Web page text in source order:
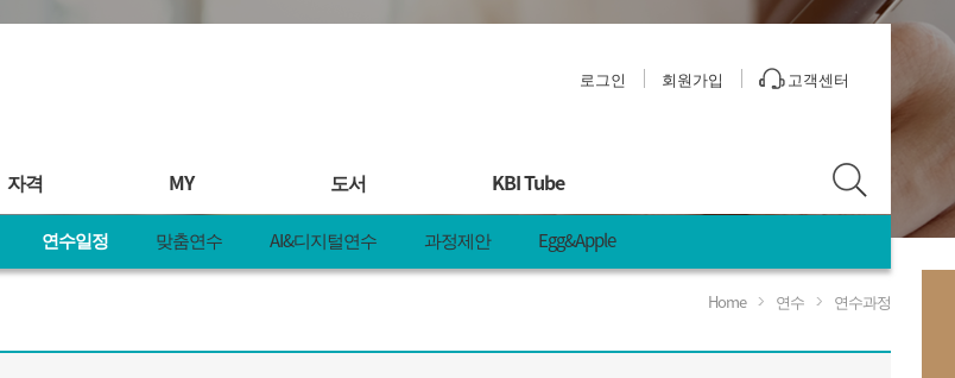
로그인 회원가입 고객센터
자격
자격시험안내
MY
MY 학습
도서
도서안내
KBI Tube
연수일정 맞춤연수 AI&디지털연수 과정제안 Egg&Apple
Home 연수 연수과정